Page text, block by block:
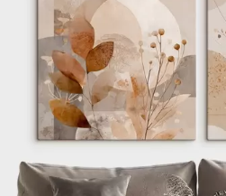
Стійкість до вицвітання
✓Безпечне чорнило без запаху
✗Поверхня з текстурою полотна
✗Екологічний матеріал
Преміум
✓Яскраві, насичені кольори